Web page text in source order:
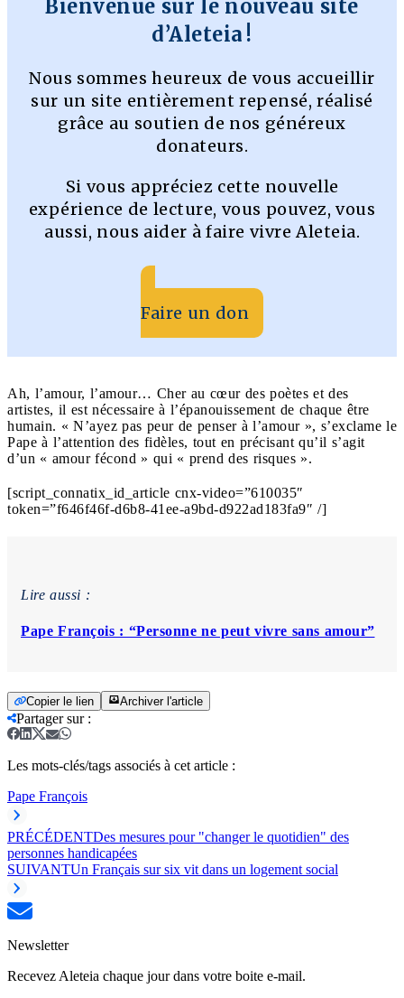
Bienvenue sur le nouveau site
d’Aleteia !
Nous sommes heureux de vous accueillir
sur un site entièrement repensé, réalisé
grâce au soutien de nos généreux
donateurs.
Si vous appréciez cette nouvelle
expérience de lecture, vous pouvez, vous
aussi, nous aider à faire vivre Aleteia.
Faire un don
Ah, l’amour, l’amour… Cher au cœur des poètes et des
artistes, il est nécessaire à l’épanouissement de chaque être
humain. « N’ayez pas peur de penser à l’amour », s’exclame le
Pape à l’attention des fidèles, tout en précisant qu’il s’agit
d’un « amour fécond » qui « prend des risques ».
[script_connatix_id_article cnx-video=”610035″
token=”f646f46f-d6b8-41ee-a9bd-d922ad183fa9″ /]
Lire aussi :
Pape François : “Personne ne peut vivre sans amour”
Copier le lien Archiver l'article
Partager sur:
Les mots-clés/tags associés à cet article :
Pape François
PRÉCÉDENTDes mesures pour "changer le quotidien" des
personnes handicapées
SUIVANTUn Français sur six vit dans un logement social
Newsletter
Recevez Aleteia chaque jour dans votre boite e-mail.